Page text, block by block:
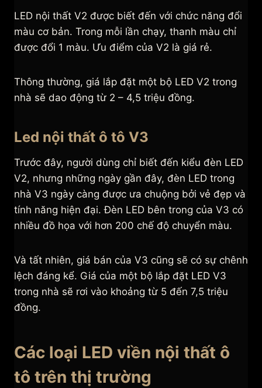
LED nội thất V2 được biết đến với chức năng đổi
màu cơ bản. Trong mỗi lần chạy, thanh màu chỉ
được đổi 1 màu. Ưu điểm của V2 là giá rẻ.
Thông thường, giá lắp đặt một bộ LED V2 trong
nhà sẽ dao động từ 2 – 4,5 triệu đồng.
Led nội thất ô tô V3
Trước đây, người dùng chỉ biết đến kiểu đèn LED
V2, nhưng những ngày gần đây, đèn LED trong
nhà V3 ngày càng được ưa chuộng bởi vẻ đẹp và
tính năng hiện đại. Đèn LED bên trong của V3 có
nhiều đồ họa với hơn 200 chế độ chuyển màu.
Và tất nhiên, giá bán của V3 cũng sẽ có sự chênh
lệch đáng kể. Giá của một bộ lắp đặt LED V3
trong nhà sẽ rơi vào khoảng từ 5 đến 7,5 triệu
đồng.
Các loại LED viền nội thất ô
tô trên thị trường